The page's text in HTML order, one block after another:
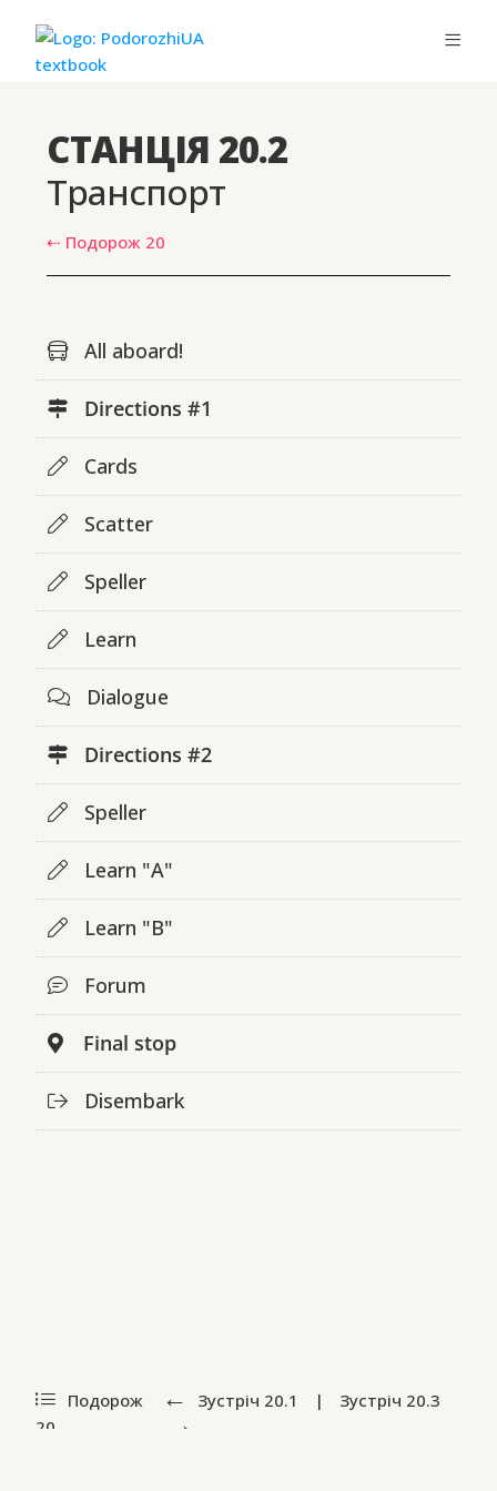
СТАНЦІЯ 20.2
Транспорт
⇠ Подорож 20
All aboard!
Directions #1
Cards
Scatter
Speller
Learn
Dialogue
Directions #2
Speller
Learn "A"
Learn "B"
Forum
Final stop
Disembark
Подорож
20
Зустріч 20.1 | Зустріч 20.3